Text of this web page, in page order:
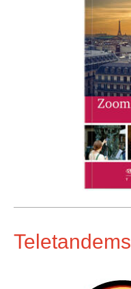
Teletandems